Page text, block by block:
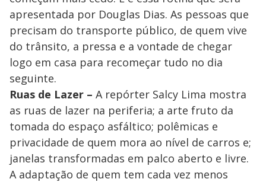
apresentada por Douglas Dias. As pessoas que
precisam do transporte público, de quem vive
do trânsito, a pressa e a vontade de chegar
logo em casa para recomeçar tudo no dia
seguinte.
Ruas de Lazer – A repórter Salcy Lima mostra
as ruas de lazer na periferia; a arte fruto da
tomada do espaço asfáltico; polêmicas e
privacidade de quem mora ao nível de carros e;
janelas transformadas em palco aberto e livre.
A adaptação de quem tem cada vez menos